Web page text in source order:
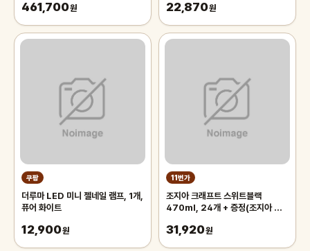
함
461,700원 22,870원
쿠팡
더루마 LED 미니 젤네일 램프, 1개,
퓨어 화이트
12,900원
11번가
조지아 크래프트 스위트블랙
470ml, 24개 + 증정(조지아 미
31,920원